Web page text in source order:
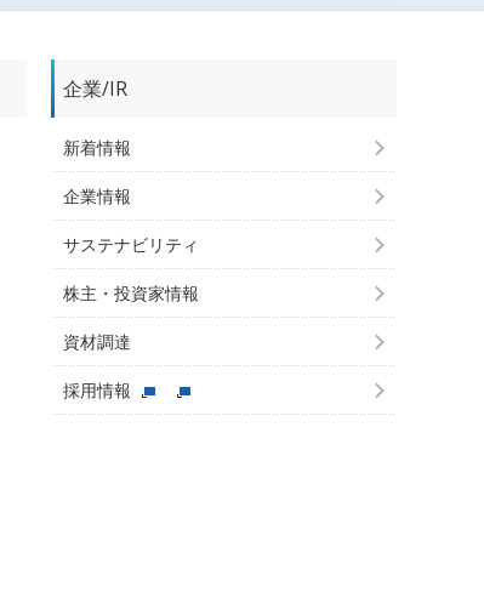
企業/IR
新着情報
企業情報
サステナビリティ
株主・投資家情報
資材調達
採用情報